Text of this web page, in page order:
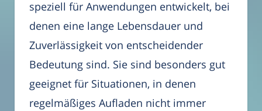
speziell für Anwendungen entwickelt, bei
denen eine lange Lebensdauer und
Zuverlässigkeit von entscheidender
Bedeutung sind. Sie sind besonders gut
geeignet für Situationen, in denen
regelmäßiges Aufladen nicht immer